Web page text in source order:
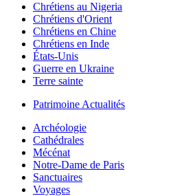
Chrétiens au Nigeria
Chrétiens d'Orient
Chrétiens en Chine
Chrétiens en Inde
États-Unis
Guerre en Ukraine
Terre sainte
Patrimoine Actualités
Archéologie
Cathédrales
Mécénat
Notre-Dame de Paris
Sanctuaires
Voyages